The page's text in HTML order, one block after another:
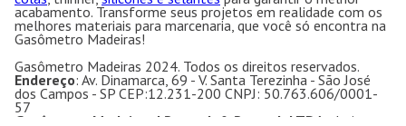
acabamento. Transforme seus projetos em realidade com os
melhores materiais para marcenaria, que você só encontra na
Gasômetro Madeiras!
Gasômetro Madeiras 2024. Todos os direitos reservados.
Endereço: Av. Dinamarca, 69 - V. Santa Terezinha - São José
dos Campos - SP CEP:12.231-200 CNPJ: 50.763.606/0001-
57
Gasômetro Madeiras | Ramuth & Ramuth LTDA - Loja